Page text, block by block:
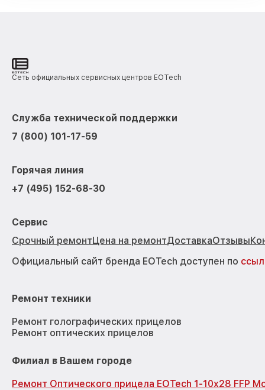
Сеть официальных сервисных центров EOTech
Служба технической поддержки
7 (800) 101-17-59
Горячая линия
+7 (495) 152-68-30
Сервис
Срочный ремонтЦена на ремонтДоставкаОтзывы
Официальный сайт бренда EOTech доступен по
Ремонт техники
Ремонт голографических прицелов
Ремонт оптических прицелов
Филиал в Вашем городе
Ремонт Оптического прицела EOTech 1-10x28 FFP